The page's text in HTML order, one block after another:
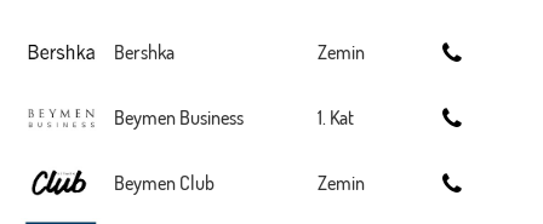
Bershka Zemin
Beymen Business 1. Kat
Beymen Club Zemin